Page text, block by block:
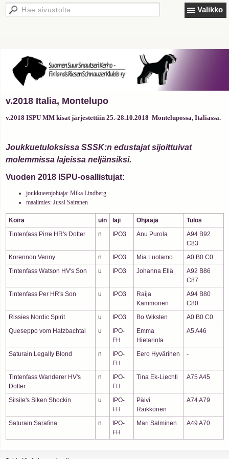
Valikko
v.2018 Italia, Montelupo
v.2018 ISPU MM kisat järjestettiin 25.-28.10.2018 Montelupossa, Italiassa.
Joukkuetuloksissa SSSK:n edustajat sijoittuivat
molemmissa lajeissa neljänsiksi.
Vuoden 2018 ISPU-osallistujat:
joukkueenjohtaja: Mika Lindberg
maalimies: Jussi Sairanen
Koira u/n laji Ohjaaja
Tulos
Tintenfass Pirre HR's Dotter
n IPO3 Anu Purola
A94 B92
C83
Korennon Venny
n IPO3 Mia Luotamo
A0 B0 C0
Tintenfass Watson HV's Son
u IPO3 Johanna Ellä
A92 B86
C87
Tintenfass Per HR's Son
u IPO3
Raija
Kammonen
A94 B80
C80
Rissies Nordic Spirit
u IPO3 Bo Wiksten
A0 B0 C0
Queseppo vom Hatzbachtal
u
IPO-
FH
Emma
Hietarinta
A5 A46
Saturain Legally Blond n
IPO-
FH
Eero Hyvärinen -
Tintenfass Wanderer HV's
Dotter
n
IPO-
FH
Tina Ek-Liechti A75 A45
Silsile's Siken Shockin u
IPO-
FH
Päivi
Räikkönen
A74 A79
Saturain Sarafina n
IPO-
FH
Mari Salminen A49 A70